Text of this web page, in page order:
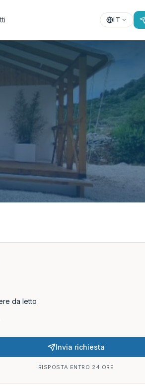
IT
da letto
Invia richiesta
RISPOSTA ENTRO 24 ORE